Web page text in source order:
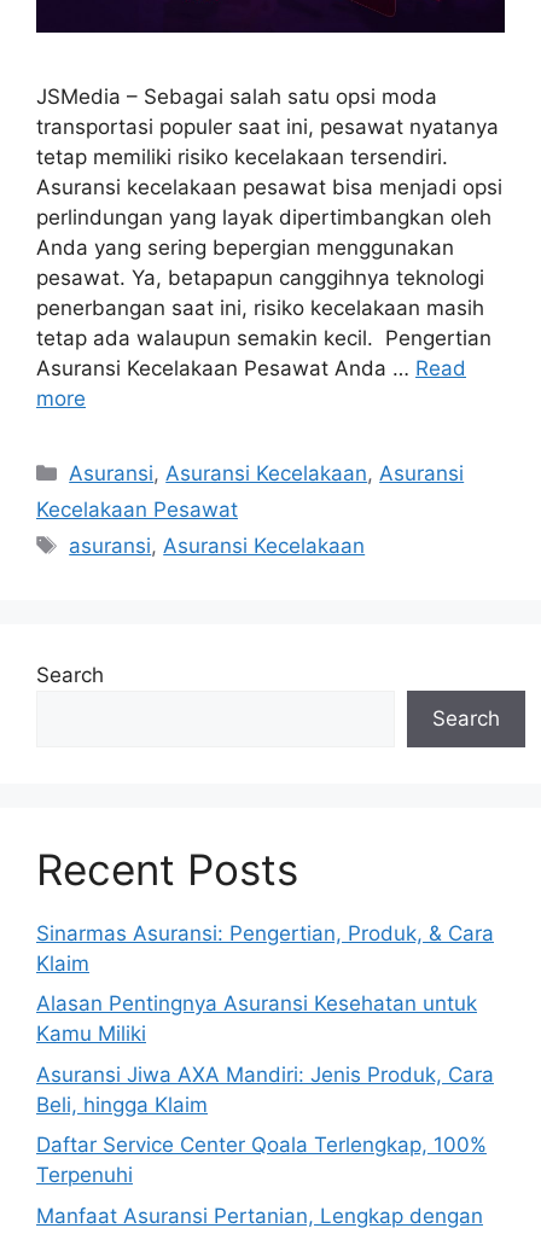
JSMedia – Sebagai salah satu opsi moda
transportasi populer saat ini, pesawat nyatanya
tetap memiliki risiko kecelakaan tersendiri.
Asuransi kecelakaan pesawat bisa menjadi opsi
perlindungan yang layak dipertimbangkan oleh
Anda yang sering bepergian menggunakan
pesawat. Ya, betapapun canggihnya teknologi
penerbangan saat ini, risiko kecelakaan masih
tetap ada walaupun semakin kecil. Pengertian
Asuransi Kecelakaan Pesawat Anda … Read
more
Categories
Asuransi, Asuransi Kecelakaan, Asuransi
Kecelakaan Pesawat
Tags
asuransi, Asuransi Kecelakaan
Search
Search
Recent Posts
Sinarmas Asuransi: Pengertian, Produk, & Cara
Klaim
Alasan Pentingnya Asuransi Kesehatan untuk
Kamu Miliki
Asuransi Jiwa AXA Mandiri: Jenis Produk, Cara
Beli, hingga Klaim
Daftar Service Center Qoala Terlengkap, 100%
Terpenuhi
Manfaat Asuransi Pertanian, Lengkap dengan